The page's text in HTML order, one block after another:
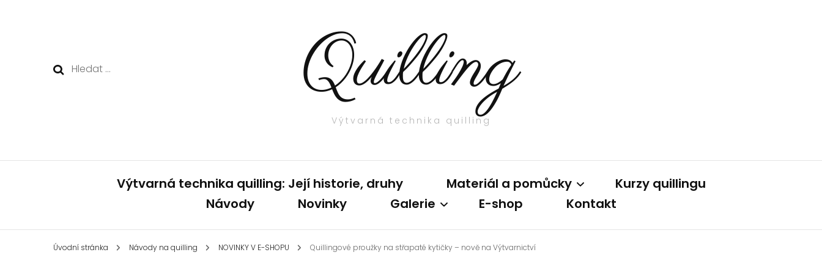
Vyhledávání Quilling
Výtvarná technika quilling
Výtvarná technika quilling: Její historie, druhy Materiál a pomůcky
Kurzy quillingu
Návody
Novinky Galerie E-shop Kontakt
Úvodní stránka Návody na quilling NOVINKY V E-SHOPU Quillingové proužky na střapaté kytičky – nově na Výtvarnictví